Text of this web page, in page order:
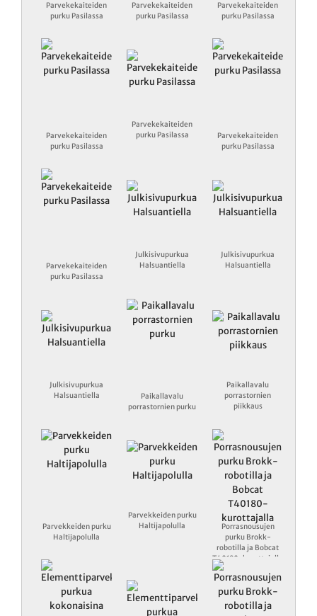
Parvekekaiteiden
purku Pasilassa
Parvekekaiteiden
purku Pasilassa
Parvekekaiteiden
purku Pasilassa
Parvekekaiteiden
purku Pasilassa
Parvekekaiteiden
purku Pasilassa
Parvekekaiteiden
purku Pasilassa
Parvekekaiteiden
purku Pasilassa
Julkisivupurkua
Halsuantiella
Julkisivupurkua
Halsuantiella
Julkisivupurkua
Halsuantiella
Paikallavalu
porrastornien purku
Paikallavalu
porrastornien
piikkaus
Parvekkeiden purku
Haltijapolulla
Parvekkeiden purku
Haltijapolulla
Porrasnousujen
purku Brokk-
robotilla ja Bobcat
T40180-kurottajalla